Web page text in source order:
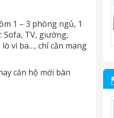
1 – 3 phòng ngủ, 1
TV, giường,
vi ba…, chỉ cần mang
căn hộ mới bàn